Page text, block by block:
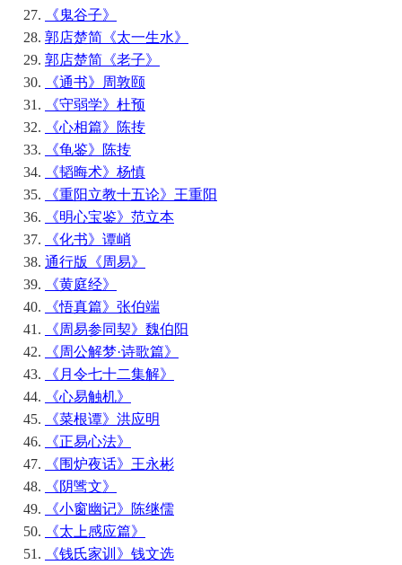
《鬼谷子》
郭店楚简《太一生水》
郭店楚简《老子》
《通书》周敦颐
《守弱学》杜预
《心相篇》陈抟
《龟鉴》陈抟
《韬晦术》杨慎
《重阳立教十五论》王重阳
《明心宝鉴》范立本
《化书》谭峭
通行版《周易》
《黄庭经》
《悟真篇》张伯端
《周易参同契》魏伯阳
《周公解梦·诗歌篇》
《月令七十二集解》
《心易触机》
《菜根谭》洪应明
《正易心法》
《围炉夜话》王永彬
《阴骘文》
《小窗幽记》陈继儒
《太上感应篇》
《钱氏家训》钱文选